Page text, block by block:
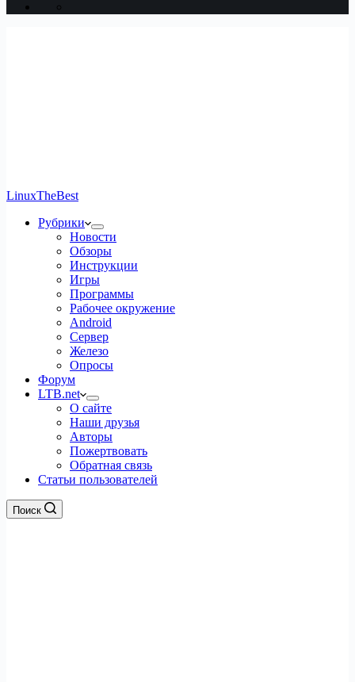
LinuxTheBest
Рубрики
Новости
Обзоры
Инструкции
Игры
Программы
Рабочее окружение
Android
Сервер
Железо
Опросы
Форум
LTB.net
О сайте
Наши друзья
Авторы
Пожертвовать
Обратная связь
Статьи пользователей
Поиск